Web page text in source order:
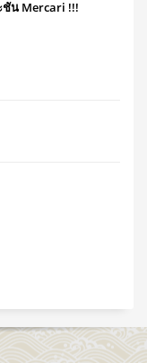
ชัน Mercari !!!